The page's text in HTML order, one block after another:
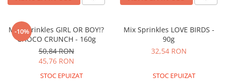
-10%
Mix Sprinkles GIRL OR BOY!?
CHOCO CRUNCH - 160g
50,84 RON
45,76 RON
STOC EPUIZAT
Mix Sprinkles LOVE BIRDS -
90g
32,54 RON
STOC EPUIZAT